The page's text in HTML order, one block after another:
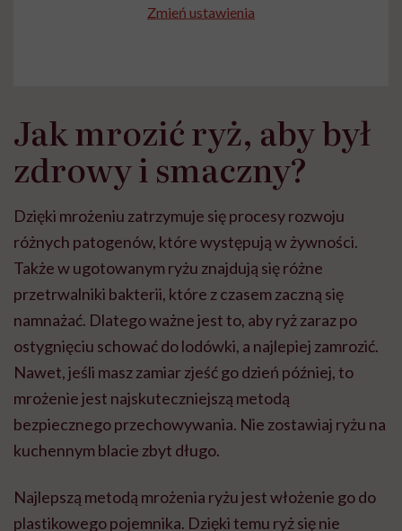
Zmień ustawienia
Jak mrozić ryż, aby był
zdrowy i smaczny?
Dzięki mrożeniu zatrzymuje się procesy rozwoju
różnych patogenów, które występują w żywności.
Także w ugotowanym ryżu znajdują się różne
przetrwalniki bakterii, które z czasem zaczną się
namnażać. Dlatego ważne jest to, aby ryż zaraz po
ostygnięciu schować do lodówki, a najlepiej zamrozić.
Nawet, jeśli masz zamiar zjeść go dzień później, to
mrożenie jest najskuteczniejszą metodą
bezpiecznego przechowywania. Nie zostawiaj ryżu na
kuchennym blacie zbyt długo.
Najlepszą metodą mrożenia ryżu jest włożenie go do
plastikowego pojemnika. Dzięki temu ryż się nie